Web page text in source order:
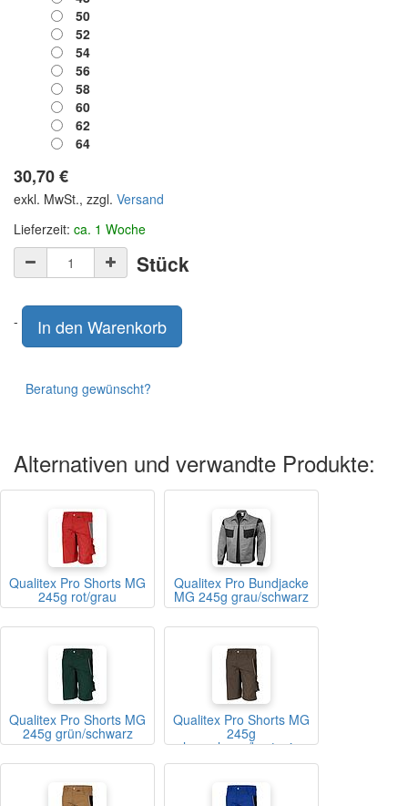
50
52
54
56
58
60
62
64
30,70€
exkl. MwSt., zzgl. Versand
Lieferzeit: ca. 1 Woche
Stück
- In den Warenkorb
Beratung gewünscht?
Alternativen und verwandte Produkte:
Qualitex Pro Shorts MG
245g rot/grau
Qualitex Pro Bundjacke
MG 245g grau/schwarz
Qualitex Pro Shorts MG
245g grün/schwarz
Qualitex Pro Shorts MG
245g
hasselnuss/kastanie